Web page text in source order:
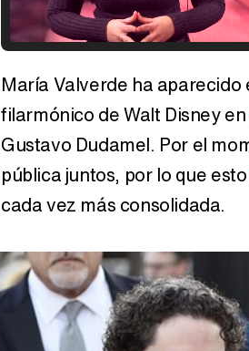
María Valverde ha
filarmónico de Walt Disney en
Gustavo Dudamel. Por el
pública juntos, por lo que esto
cada vez más consolidada.